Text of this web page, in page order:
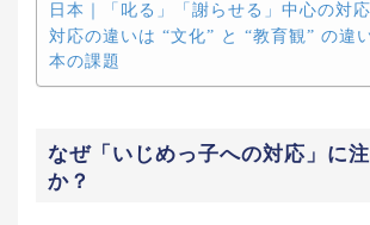
日本｜「叱る」「謝らせる」中心の対
対応の違いは “文化” と “教育観” の違
本の課題
なぜ「いじめっ子への対応」に
か？